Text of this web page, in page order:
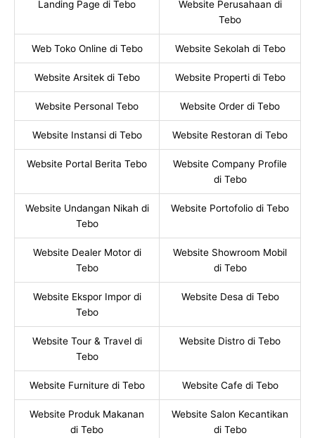
Landing Page di Tebo
Website Perusahaan di
Tebo
Web Toko Online di Tebo Website Sekolah di Tebo
Website Arsitek di Tebo Website Properti di Tebo
Website Personal Tebo Website Order di Tebo
Website Instansi di Tebo Website Restoran di Tebo
Website Portal Berita Tebo
Website Company Profile
di Tebo
Website Undangan Nikah di
Tebo
Website Portofolio di Tebo
Website Dealer Motor di
Tebo
Website Showroom Mobil
di Tebo
Website Ekspor Impor di
Tebo
Website Desa di Tebo
Website Tour & Travel di
Tebo
Website Distro di Tebo
Website Furniture di Tebo Website Cafe di Tebo
Website Produk Makanan
di Tebo
Website Salon Kecantikan
di Tebo